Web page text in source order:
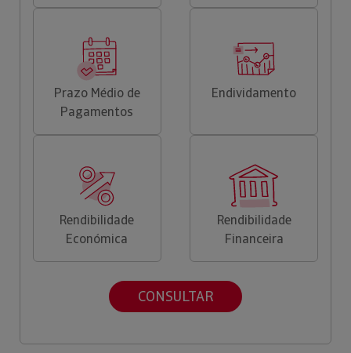
Prazo Médio de
Pagamentos
Endividamento
Rendibilidade
Económica
Rendibilidade
Financeira
CONSULTAR